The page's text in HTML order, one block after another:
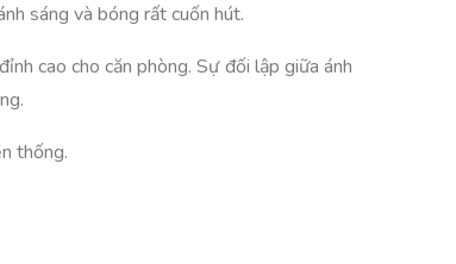
sáng và bóng rất cuốn hút.
cao cho căn phòng. Sự đối lập giữa ánh
thống.